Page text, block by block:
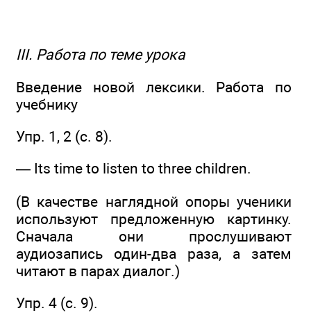
III. Работа по теме урока
Введение новой лексики. Работа по
учебнику
Упр. 1, 2 (с. 8).
— Its time to listen to three children.
(В качестве наглядной опоры ученики
используют предложенную картинку.
Сначала они прослушивают
аудиозапись один-два раза, а затем
читают в парах диалог.)
Упр. 4 (с. 9).